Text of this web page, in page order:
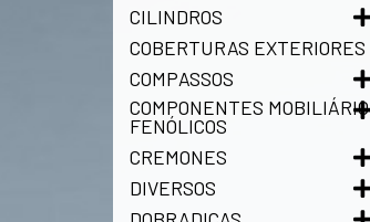
CILINDROS
COBERTURAS EXTERIORES
COMPASSOS
COMPONENTES MOBILIÁRIO
FENÓLICOS
CREMONES
DIVERSOS